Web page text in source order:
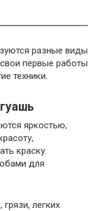
разные виды
первые работы
техники.
яркостью,
краску.
для
легких